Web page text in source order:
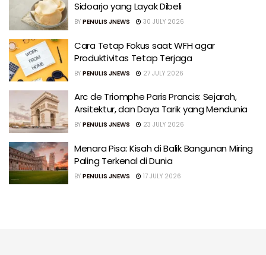
Sidoarjo yang Layak Dibeli
BY PENULIS JNEWS 30 JULY 2026
Cara Tetap Fokus saat WFH agar
Produktivitas Tetap Terjaga
BY PENULIS JNEWS 27 JULY 2026
Arc de Triomphe Paris Prancis: Sejarah,
Arsitektur, dan Daya Tarik yang Mendunia
BY PENULIS JNEWS 23 JULY 2026
Menara Pisa: Kisah di Balik Bangunan Miring
Paling Terkenal di Dunia
BY PENULIS JNEWS 17 JULY 2026